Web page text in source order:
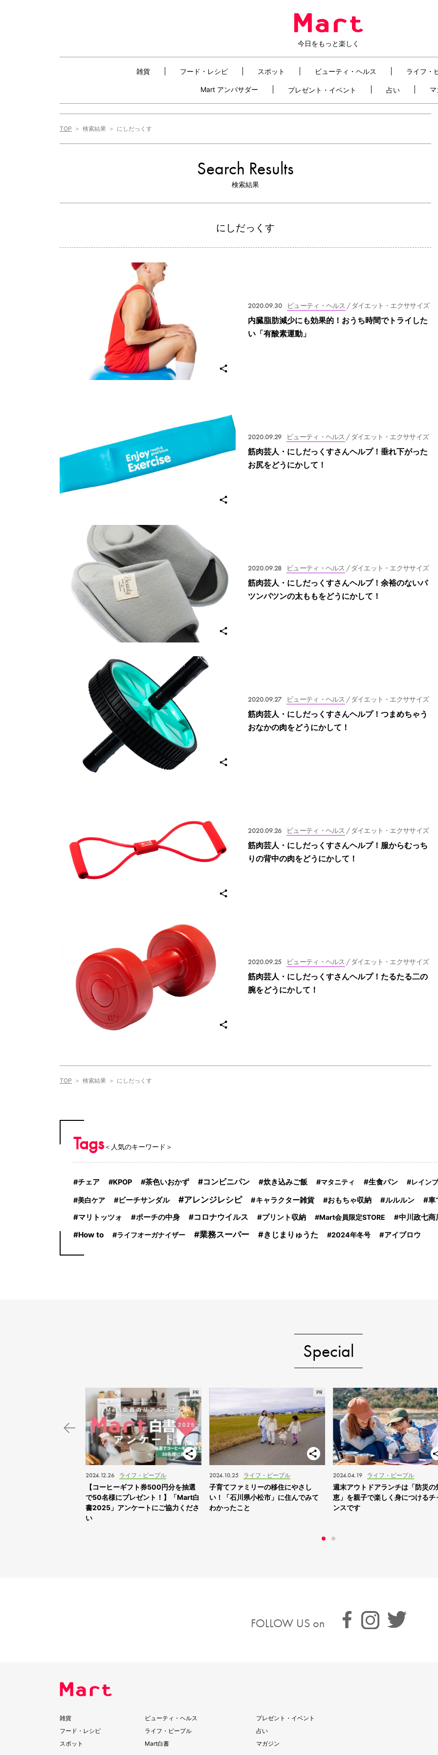
今日をもっと楽しく
雑貨 フード・レシピ スポット ビューティ・ヘルス ライフ・
Mart アンバサダー プレゼント・イベント 占い
TOP 検索結果 にしだっくす
Search Results
検索結果
にしだっくす
2020.09.30 ビューティ・ヘルス / ダイエット・エクササイズ
内臓脂肪減少にも効果的！おうち時間でトライした
い「有酸素運動」
2020.09.29 ビューティ・ヘルス / ダイエット・エクササイズ
筋肉芸人・にしだっくすさんヘルプ！垂れ下がった
お尻をどうにかして！
2020.09.28 ビューティ・ヘルス / ダイエット・エクササイズ
筋肉芸人・にしだっくすさんヘルプ！余裕のないパ
ツンパツンの太ももをどうにかして！
2020.09.27 ビューティ・ヘルス / ダイエット・エクササイズ
筋肉芸人・にしだっくすさんヘルプ！つまめちゃう
おなかの肉をどうにかして！
2020.09.26 ビューティ・ヘルス / ダイエット・エクササイズ
筋肉芸人・にしだっくすさんヘルプ！服からむっち
りの背中の肉をどうにかして！
2020.09.25 ビューティ・ヘルス / ダイエット・エクササイズ
筋肉芸人・にしだっくすさんヘルプ！たるたる二の
腕をどうにかして！
TOP 検索結果 にしだっくす
Tags＜人気のキーワード＞
チェア KPOP 茶色いおかず コンビニパン 炊き込みご飯 マタニティ 生食パン レイン
美白ケア ビーチサンダル アレンジレシピ キャラクター雑貨 おもちゃ収納 ルルルン
車
マリトッツォ
ポーチの中身 コロナウイルス プリント収納 Mart会員限定STORE 中川政七商
How to ライフオーガナイザー 業務スーパー きじまりゅうた 2024年冬号 アイブロウ
Special
ライフ・ピープル
2024.12.26
【コーヒーギフト券500円分を抽選
で50名様にプレゼント！】「Mart白
書2025」アンケートにご協力くださ
い
ライフ・ピープル
2024.10.25
子育てファミリーの移住にやさし
い！「石川県小松市」に住んでみて
わかったこと
ライフ・ピープル
2024.04.19
週末アウトドアランチは「防災の
恵」を親子で楽しく身につけるチ
ンスです
FOLLOW US on
雑貨
フード・レシピ
スポット
ビューティ・ヘルス
ライフ・ピープル
Mart白書
プレゼント・イベント
占い
マガジン